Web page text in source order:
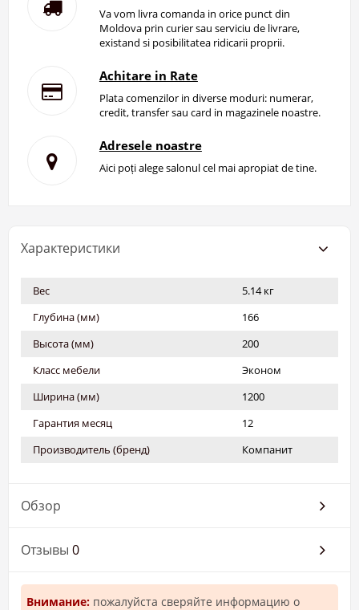
Va vom livra comanda in orice punct din
Moldova prin curier sau serviciu de livrare,
existand si posibilitatea ridicarii proprii.
Achitare in Rate
Plata comenzilor in diverse moduri: numerar,
credit, transfer sau card in magazinele noastre.
Adresele noastre
Aici poți alege salonul cel mai apropiat de tine.
Характеристики
Вес
5.14 кг
Глубина (мм)
166
Высота (мм)
200
Класс мебели
Эконом
Ширина (мм)
1200
Гарантия месяц
12
Производитель (бренд)
Компанит
Обзор
Отзывы 0
Внимание: пожалуйста сверяйте информацию о